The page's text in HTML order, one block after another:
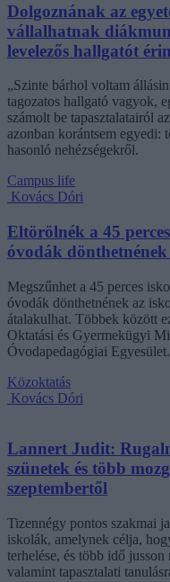
Dolgoznának az
vállalhatnak
levelezős hallgatót
„Szinte bárhol voltam
tagozatos hallgató vagyok,
számolt be tapasztalatairól
azonban korántsem egyedi:
hasonló nehézségekről.
Campus life
Kovács Dóri
Eltörölnék a 45
óvodák
Megszűnhet a 45 perces
óvodák dönthetnének az
átalakulhat. Többek között
Oktatási és Gyermekügyi
Óvodapedagógiai Egyesület.
Közoktatás
Kovács Dóri
Lannert Judit:
szünetek és több
szeptembertől
Tizennégy pontos szakmai
iskolák, amelynek célja,
terhelése, és több idő
valamint tapasztalati